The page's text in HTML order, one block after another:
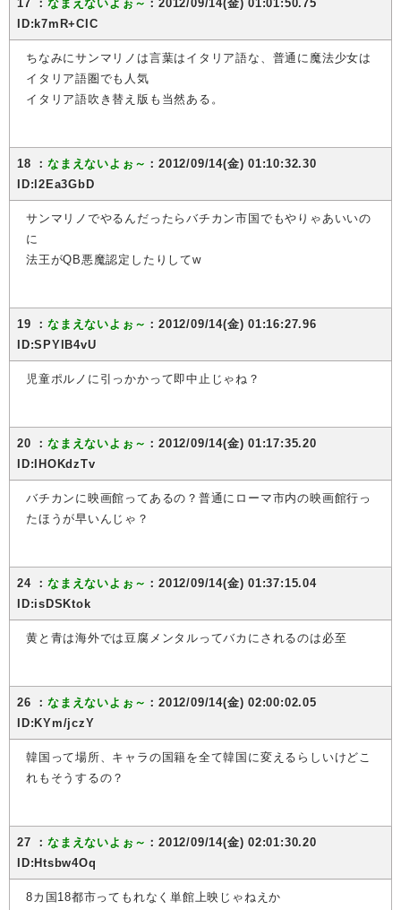
17 ：なまえないよぉ～ ：2012/09/14(金) 01:01:50.75
ID:k7mR+CIC
ちなみにサンマリノは言葉はイタリア語な、普通に魔法少女は
イタリア語圏でも人気
イタリア語吹き替え版も当然ある。
18 ：なまえないよぉ～ ：2012/09/14(金) 01:10:32.30
ID:l2Ea3GbD
サンマリノでやるんだったらバチカン市国でもやりゃあいいの
に
法王がQB悪魔認定したりしてw
19 ：なまえないよぉ～ ：2012/09/14(金) 01:16:27.96
ID:SPYlB4vU
児童ポルノに引っかかって即中止じゃね？
20 ：なまえないよぉ～ ：2012/09/14(金) 01:17:35.20
ID:IHOKdzTv
バチカンに映画館ってあるの？普通にローマ市内の映画館行っ
たほうが早いんじゃ？
24 ：なまえないよぉ～ ：2012/09/14(金) 01:37:15.04
ID:isDSKtok
黄と青は海外では豆腐メンタルってバカにされるのは必至
26 ：なまえないよぉ～ ：2012/09/14(金) 02:00:02.05
ID:KYm/jczY
韓国って場所、キャラの国籍を全て韓国に変えるらしいけどこ
れもそうするの？
27 ：なまえないよぉ～ ：2012/09/14(金) 02:01:30.20
ID:Htsbw4Oq
8カ国18都市ってもれなく単館上映じゃねえか